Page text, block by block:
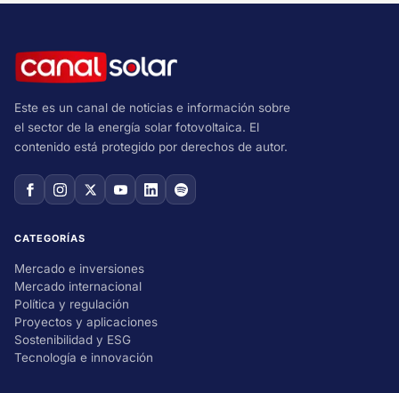
Este es un canal de noticias e información sobre
el sector de la energía solar fotovoltaica. El
contenido está protegido por derechos de autor.
CATEGORÍAS
Mercado e inversiones
Mercado internacional
Política y regulación
Proyectos y aplicaciones
Sostenibilidad y ESG
Tecnología e innovación